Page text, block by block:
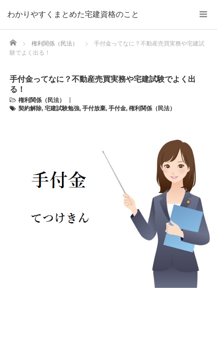
わかりやすくまとめた宅建資格のこと
Home 権利関係（民法）
手付金ってなに？不動産売買実務や宅建試
験でよく出る！
手付金ってなに？不動産売買実務や宅建試験でよく出
る！
権利関係（民法）
契約解除, 宅建試験勉強, 手付放棄, 手付金, 権利関係（民法）